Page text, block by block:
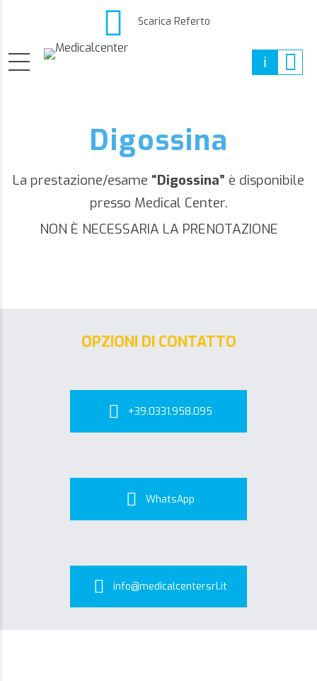
Scarica Referto
Digossina
La prestazione/esame “Digossina” è disponibile
presso Medical Center.
NON È NECESSARIA LA PRENOTAZIONE
OPZIONI DI CONTATTO
+39.0331.958.095
WhatsApp
info@medicalcentersrl.it